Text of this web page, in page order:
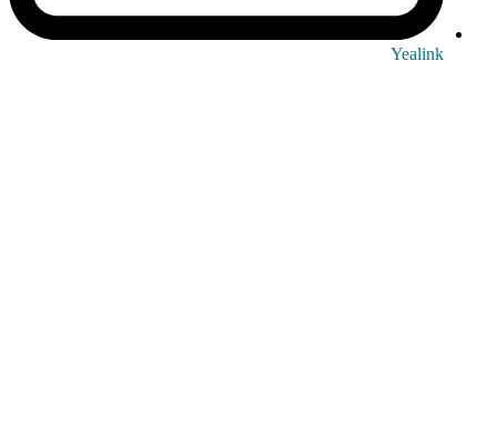
Yealink